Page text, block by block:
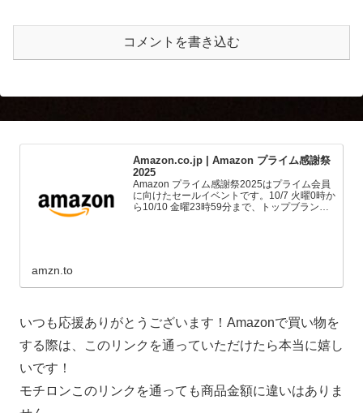
コメントを書き込む
Amazon.co.jp | Amazon プライム感謝祭
2025
Amazon プライム感謝祭2025はプライム会員
に向けたセールイベントです。10/7 火曜0時か
ら10/10 金曜23時59分まで、トップブランド
amzn.to
いつも応援ありがとうございます！Amazonで買い物を
する際は、このリンクを通っていただけたら本当に嬉し
いです！
モチロンこのリンクを通っても商品金額に違いはありま